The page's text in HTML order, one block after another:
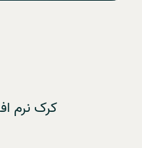
کرک نرم